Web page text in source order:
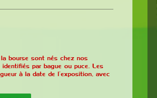
bourse sont nés chez nos
par bague ou puce. Les
à la date de l’exposition, avec
nos amis les oiseaux. Ouverture au public :
samedi 14 novembre 2026 de 9h à 12h et de